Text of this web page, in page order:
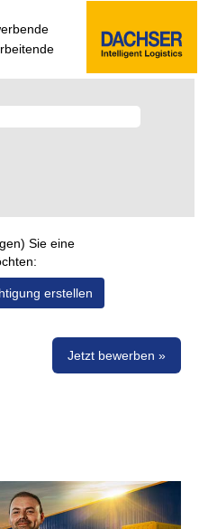
Sie eine
erstellen
Jetzt bewerben »